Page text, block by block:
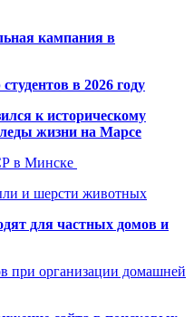
кампания в
в 2026 году
к историческому
жизни на Марсе
в Минске
и шерсти животных
для частных домов и
при организации домашней